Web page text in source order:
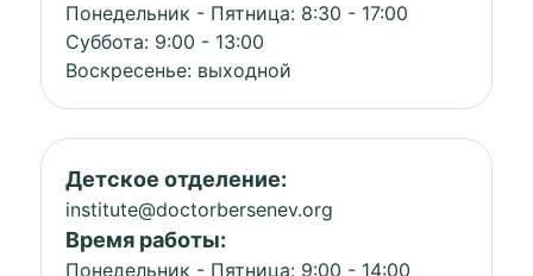
Понедельник - Пятница: 8:30 - 17:00
Суббота: 9:00 - 13:00
Воскресенье: выходной
Детское отделение:
institute@doctorbersenev.org
Время работы:
Понедельник - Пятница: 9:00 - 14:00